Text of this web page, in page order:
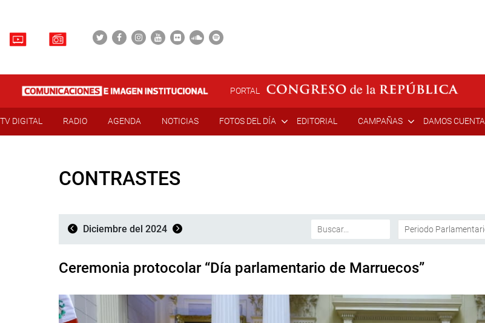
PORTAL
TV DIGITAL RADIO AGENDA NOTICIAS FOTOS DEL DÍA EDITORIAL CAMPAÑAS DAMOS CUENTA
CONTRASTES
Diciembre del 2024
Ceremonia protocolar “Día parlamentario de Marruecos”